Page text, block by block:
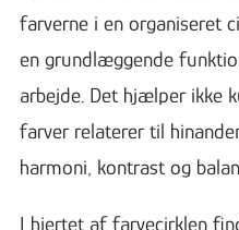
farverne i en organiseret
en grundlæggende
arbejde. Det hjælper ikke
farver relaterer til
harmoni, kontrast og
I hjertet af farvecirklen